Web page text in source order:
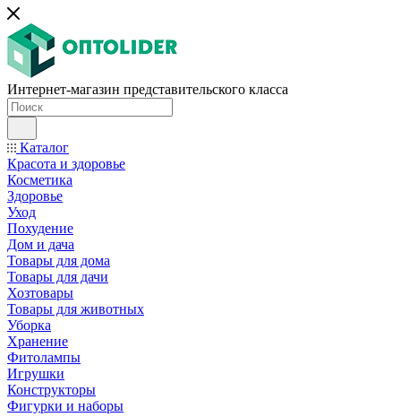
Интернет-магазин представительского класса
Каталог
Красота и здоровье
Косметика
Здоровье
Уход
Похудение
Дом и дача
Товары для дома
Товары для дачи
Хозтовары
Товары для животных
Уборка
Хранение
Фитолампы
Игрушки
Конструкторы
Фигурки и наборы